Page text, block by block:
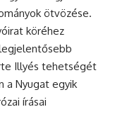
ötvözése.
köréhez
Illyés tehetségét
a Nyugat egyik
írásai